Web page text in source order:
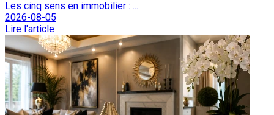
Les cinq sens en immobilier : ...
2026-08-05
Lire l'article